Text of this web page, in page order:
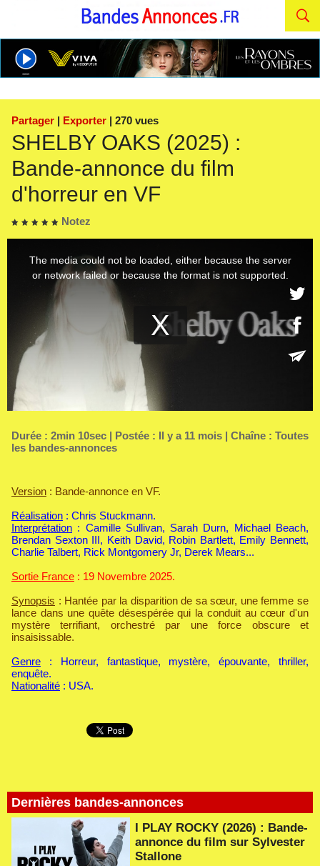
Partager | Exporter | 270 vues
SHELBY OAKS (2025) :
Bande-annonce du film
d'horreur en VF
Notez
Dernières bandes-annonces
I PLAY ROCKY (2026) : Bande-
annonce du film sur Sylvester
Stallone
Durée : 2min 10sec | Postée : Il y a 11 mois | Chaîne : Toutes
les bandes-annonces
Version : Bande-annonce en VF.
Réalisation : Chris Stuckmann.
Interprétation : Camille Sullivan, Sarah Durn, Michael Beach,
Brendan Sexton III, Keith David, Robin Bartlett, Emily Bennett,
Charlie Talbert, Rick Montgomery Jr, Derek Mears...
Sortie France : 19 Novembre 2025.
Synopsis : Hantée par la disparition de sa sœur, une femme se
lance dans une quête désespérée qui la conduit au cœur d'un
mystère terrifiant, orchestré par une force obscure et
insaisissable.
Genre : Horreur, fantastique, mystère, épouvante, thriller,
enquête.
Nationalité : USA.